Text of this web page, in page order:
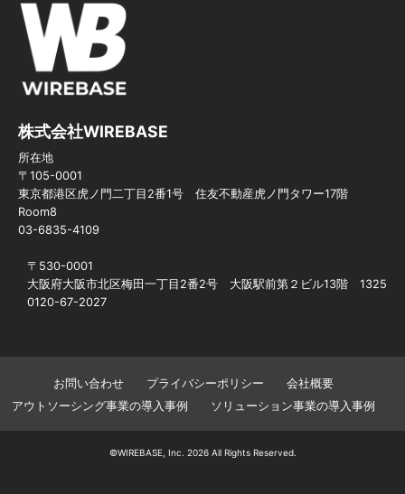
株式会社WIREBASE
所在地
〒105-0001
東京都港区虎ノ門二丁目2番1号 住友不動産虎ノ門タワー17階
Room8
03-6835-4109
〒530-0001
大阪府大阪市北区梅田一丁目2番2号 大阪駅前第２ビル13階 1325
0120-67-2027
お問い合わせ プライバシーポリシー
会社概要
アウトソーシング事業の導入事例
ソリューション事業の導入事例
©WIREBASE, Inc. 2026 All Rights Reserved.